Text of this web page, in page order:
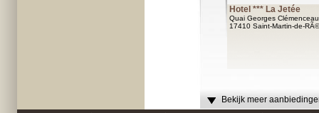
Hotel *** La Jetée
Quai Georges Clémenceau
17410 Saint-Martin-de-RÃ©
Bekijk meer